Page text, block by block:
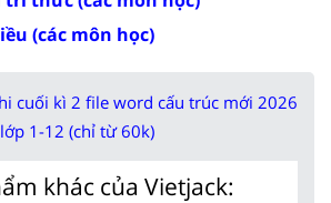
(các môn học)
cuối kì 2 file word cấu trúc mới 2026
1-12 (chỉ từ 60k)
khác của Vietjack: